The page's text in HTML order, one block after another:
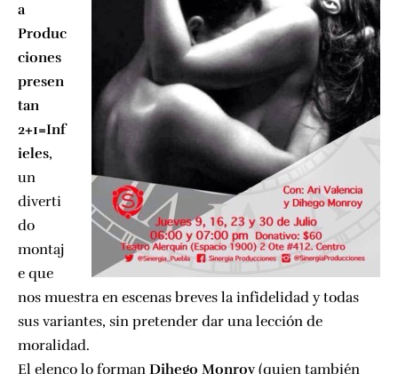
a
Produc
ciones
presen
tan
2+1=Inf
ieles,
un
diverti
do
montaj
e que
nos muestra en escenas breves la infidelidad y todas
sus variantes, sin pretender dar una lección de
moralidad.
El elenco lo forman Dihego Monroy(quien también